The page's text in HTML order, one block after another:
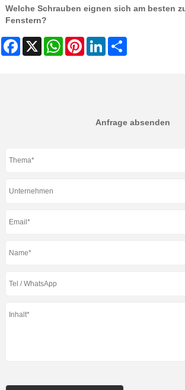
Welche Schrauben eignen sich am besten
Fenstern?
Facebook
X WhatsAppPinterestLinkedIn
Anfrage absenden